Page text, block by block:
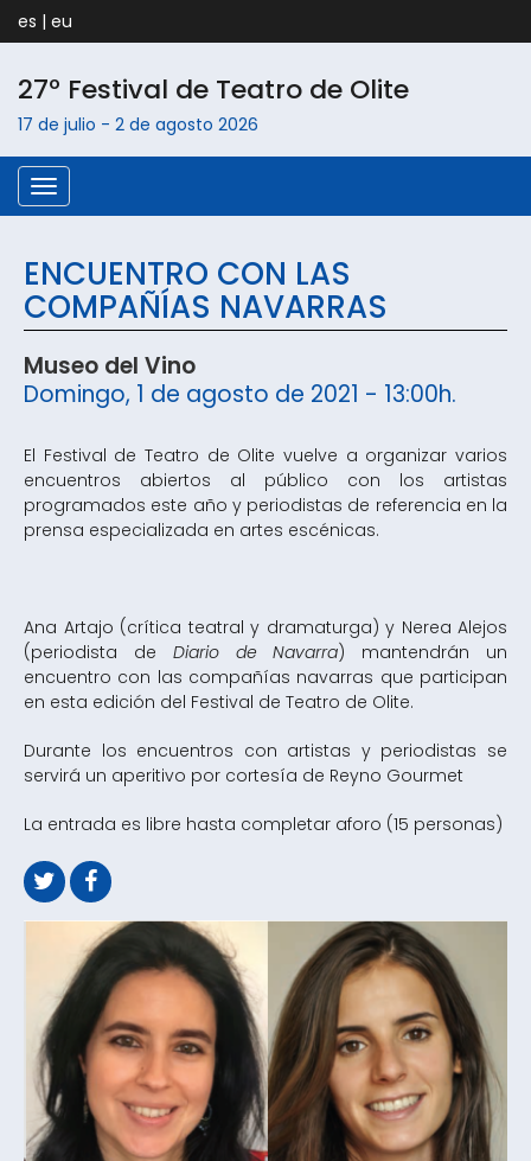
es | eu
27º Festival de Teatro de Olite
17 de julio - 2 de agosto 2026
Menú
ENCUENTRO CON LAS
COMPAÑÍAS NAVARRAS
Museo del Vino
Domingo, 1 de agosto de 2021 - 13:00h.
El Festival de Teatro de Olite vuelve a organizar varios
encuentros abiertos al público con los artistas
programados este año y periodistas de referencia en la
prensa especializada en artes escénicas.
Ana Artajo (crítica teatral y dramaturga) y Nerea Alejos
(periodista de Diario de Navarra) mantendrán un
encuentro con las compañías navarras que participan
en esta edición del Festival de Teatro de Olite.
Durante los encuentros con artistas y periodistas se
servirá un aperitivo por cortesía de Reyno Gourmet
La entrada es libre hasta completar aforo (15 personas)